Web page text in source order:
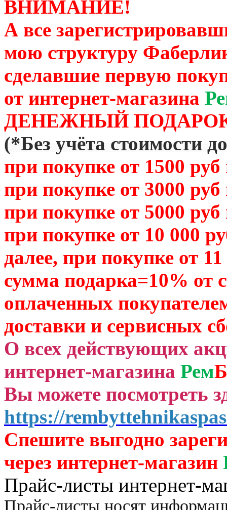
ВНИМАНИЕ!
А все
мою структуру
сделавшие первую
от интернет-магазина
ДЕНЕЖНЫЙ
(*Без учёта стоимости
при покупке от 1500
при покупке от 3000
при покупке от 5000
при покупке от 10 000
далее, при покупке от
сумма подарка=10% от
оплаченных
доставки и сервисных
О всех действующих
интернет-магазина Рем
Вы можете посмотреть
https://
Спешите выгодно зар
через интернет-магазин
Прайс-листы интернет-
Прайс-листы носят